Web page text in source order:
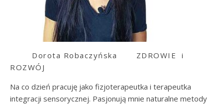
Dorota Robaczyńska ZDROWIE i
ROZWÓJ
Na co dzień pracuję jako fizjoterapeutka i terapeutka
integracji sensorycznej. Pasjonują mnie naturalne metody